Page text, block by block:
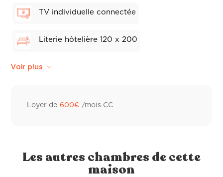
TV individuelle connectée
Literie hôtelière 120 x 200
Store électriques
Voir plus
Loyer de 600€ /mois CC
Les autres chambres de cette
maison